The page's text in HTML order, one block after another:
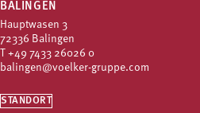
BALINGEN
Hauptwasen 3
72336 Balingen
T +49 7433 26026 0
balingen@voelker-gruppe.com
STANDORT